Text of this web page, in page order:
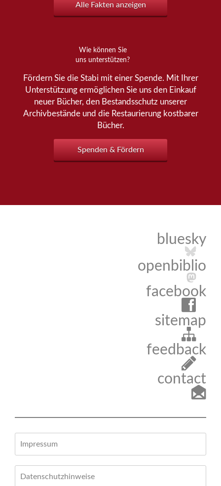
Alle Fakten anzeigen
Wie können Sie
uns unterstützen?
Fördern Sie die Stabi mit einer Spende. Mit Ihrer
Unterstützung ermöglichen Sie uns den Einkauf
neuer Bücher, den Bestandsschutz unserer
Archivbestände und die Restaurierung kostbarer
Bücher.
Spenden & Fördern
bluesky
openbiblio
facebook
sitemap
feedback
contact
Impressum
Datenschutzhinweise